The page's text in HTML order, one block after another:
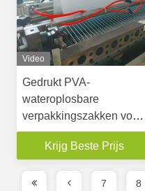
Video
Gedrukt PVA-
wateroplosbare
verpakkingszakken voor
poeders van plastic
fragmenten
Krijg Beste Prijs
7 8